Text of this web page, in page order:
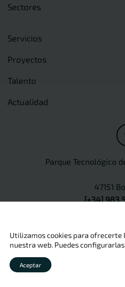
Sectores
Servicios
Proyectos
Talento
Actualidad
Parque Tecnológico
47151
[+34] 983
Aviso legal ·
de calidad
Copyright 2026
Utilizamos cookies para ofrecerte
nuestra web. Puedes
Aceptar